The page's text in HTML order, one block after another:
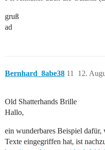
gruß
ad
Bernhard_8abe38 12.
11
Old Shatterhands Brille
Hallo,
ein wunderbares Beispiel
Texte eingegriffen hat, ist